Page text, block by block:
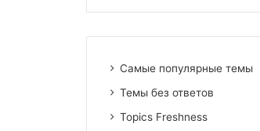
Самые популярные темы
Темы без ответов
Topics Freshness